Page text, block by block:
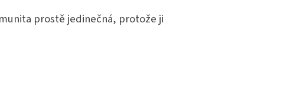
prostě jedinečná, protože ji